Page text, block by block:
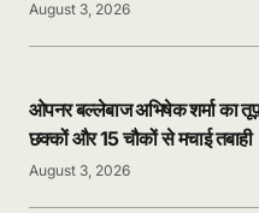
August 3, 2026
ओपनर बल्लेबाज अभिषेक शर्मा का
छक्कों और 15 चौकों से मचाई
August 3, 2026